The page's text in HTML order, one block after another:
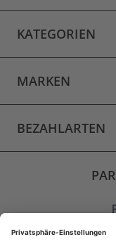
KATEGORIEN
MARKEN
BEZAHLARTEN